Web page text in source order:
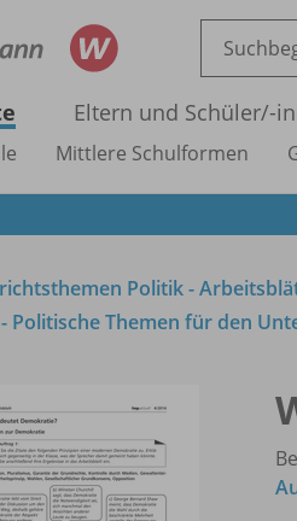
Eltern und Schüler/-
Mittlere Schulformen
Politik -
Politische Themen für den